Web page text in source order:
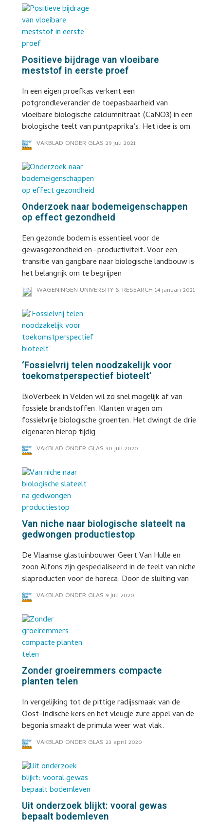
Positieve bijdrage van vloeibare
meststof in eerste proef
In een eigen proefkas verkent een
potgrondleverancier de toepasbaarheid van
vloeibare biologische calciumnitraat (CaNO3) in een
biologische teelt van puntpaprika’s. Het idee is om
VAKBLAD ONDER GLAS 29 juli 2021
Onderzoek naar bodemeigenschappen
op effect gezondheid
Een gezonde bodem is essentieel voor de
gewasgezondheid en -productiviteit. Voor een
transitie van gangbare naar biologische landbouw is
het belangrijk om te begrijpen
WAGENINGEN UNIVERSITY & RESEARCH 14 januari 2021
‘Fossielvrij telen noodzakelijk voor
toekomstperspectief bioteelt’
BioVerbeek in Velden wil zo snel mogelijk af van
fossiele brandstoffen. Klanten vragen om
fossielvrije biologische groenten. Het dwingt de drie
eigenaren hierop tijdig
VAKBLAD ONDER GLAS 30 juli 2020
Van niche naar biologische slateelt na
gedwongen productiestop
De Vlaamse glastuinbouwer Geert Van Hulle en
zoon Alfons zijn gespecialiseerd in de teelt van niche
slaproducten voor de horeca. Door de sluiting van
VAKBLAD ONDER GLAS 9 juli 2020
Zonder groeiremmers compacte
planten telen
In vergelijking tot de pittige radijssmaak van de
Oost-Indische kers en het vleugje zure appel van de
begonia smaakt de primula weer wat vlak.
VAKBLAD ONDER GLAS 23 april 2020
Uit onderzoek blijkt: vooral gewas
bepaalt bodemleven